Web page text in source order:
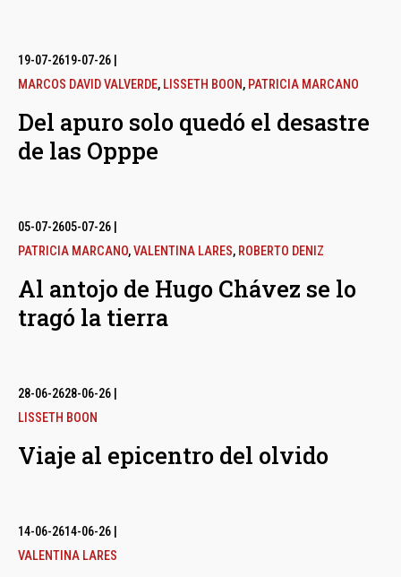
19-07-2619-07-26
MARCOS DAVID VALVERDE, LISSETH BOON, PATRICIA MARCANO
Del apuro solo quedó el desastre
de las Opppe
05-07-2605-07-26
PATRICIA MARCANO,VALENTINA LARES, ROBERTO DENIZ
Al antojo de Hugo Chávez se lo
tragó la tierra
28-06-2628-06-26
LISSETH BOON
Viaje al epicentro del olvido
14-06-2614-06-26
VALENTINA LARES